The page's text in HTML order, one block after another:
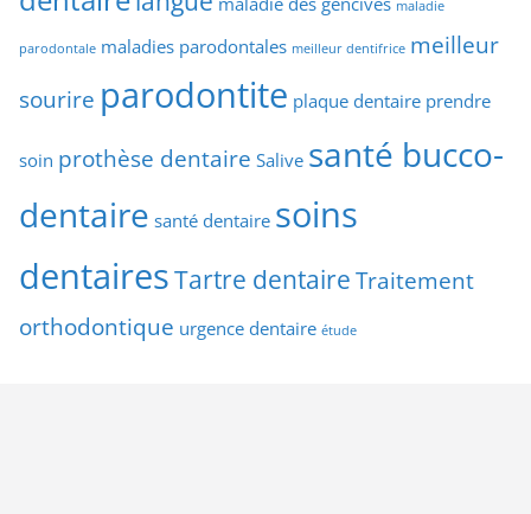
maladie
parodontale maladies parodontales meilleur dentifrice meilleur
sourire parodontite plaque dentaire prendre
soin prothèse dentaire Salive santé bucco-
dentaire santé dentaire soins
dentairesTartre dentaire Traitement
orthodontique urgence dentaire étude